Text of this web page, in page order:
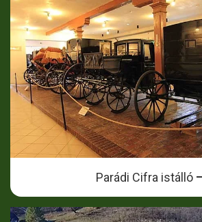
Parádi Cifra istálló